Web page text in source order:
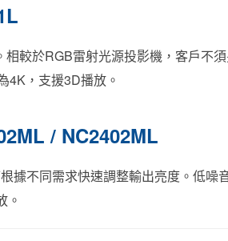
較於RGB雷射光源投影機，客戶不
4K，支援3D播放。
/ NC2402ML
據不同需求快速調整輸出亮度。低
。